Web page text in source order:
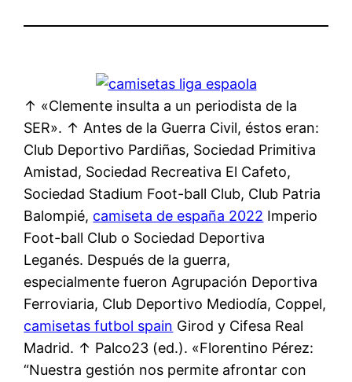
↑ «Clemente insulta a un periodista de la
SER». ↑ Antes de la Guerra Civil, éstos eran:
Club Deportivo Pardiñas, Sociedad Primitiva
Amistad, Sociedad Recreativa El Cafeto,
Sociedad Stadium Foot-ball Club, Club Patria
Balompié, camiseta de españa 2022 Imperio
Foot-ball Club o Sociedad Deportiva
Leganés. Después de la guerra,
especialmente fueron Agrupación Deportiva
Ferroviaria, Club Deportivo Mediodía, Coppel,
camisetas futbol spain Girod y Cifesa Real
Madrid. ↑ Palco23 (ed.). «Florentino Pérez:
“Nuestra gestión nos permite afrontar con